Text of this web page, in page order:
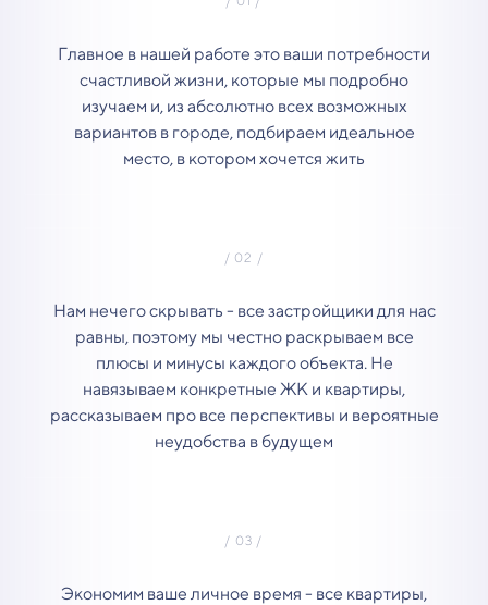
Главное в нашей работе это ваши потребности
счастливой жизни, которые мы подробно
изучаем и, из абсолютно всех возможных
вариантов в городе, подбираем идеальное
место, в котором хочется жить
Нам нечего скрывать - все застройщики для нас
равны, поэтому мы честно раскрываем все
плюсы и минусы каждого объекта. Не
навязываем конкретные ЖК и квартиры,
рассказываем про все перспективы и вероятные
неудобства в будущем
Экономим ваше личное время - все квартиры,